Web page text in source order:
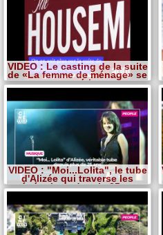
VIDEO : Le casting de la suite
de «La femme de ménage» se
concrétise
VIDEO : "Moi...Lolita", le tube
d'Alizée qui traverse les
générations depuis 25 ans